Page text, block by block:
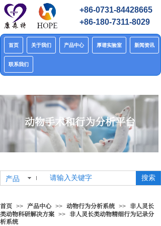
+86-0731-84428665
+86-180-7311-8029
首页 关于我们 产品中心 厚谱实验室 新闻资讯
联系我们
动物手术和行为分析平台
产品 搜索
首页 >> 产品中心 >> 动物行为分析系统 >> 非人灵长
类动物科研解决方案 >> 非人灵长类动物精细行为记录分
析系统